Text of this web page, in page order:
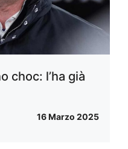
choc: l’ha già
16 Marzo 2025